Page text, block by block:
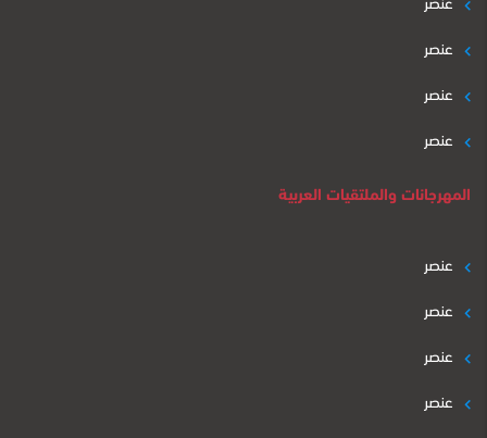
عنصر
عنصر
عنصر
المهرجانات والملتقيات العربية
عنصر
عنصر
عنصر
عنصر